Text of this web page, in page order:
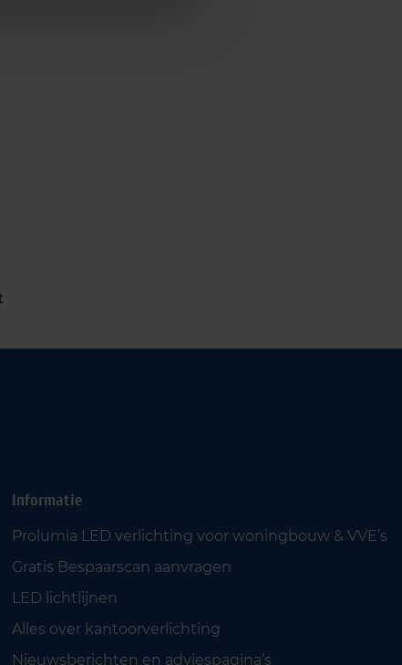
Informatie
Prolumia LED verlichting voor woningbouw & VVE’s
Gratis Bespaarscan aanvragen
LED lichtlijnen
Alles over kantoorverlichting
Nieuwsberichten en adviespagina’s